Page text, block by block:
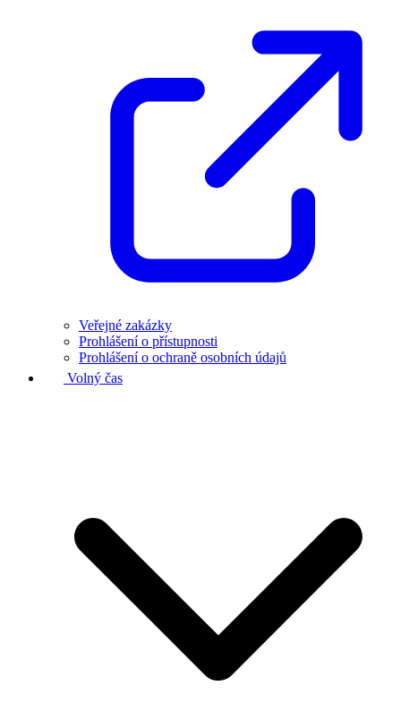
Veřejné zakázky
Prohlášení o přístupnosti
Prohlášení o ochraně osobních údajů
Volný čas